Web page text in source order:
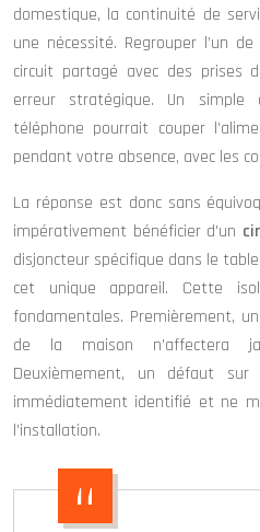
domestique, la continuité de
une nécessité. Regrouper l’un
circuit partagé avec des prises
erreur stratégique. Un
téléphone pourrait couper
pendant votre absence, avec les
La réponse est donc sans
impérativement bénéficier d’un
disjoncteur spécifique dans le
cet unique appareil. Cette
fondamentales. Premièrement,
de la maison n’affectera
Deuxièmement, un défaut sur
immédiatement identifié et ne
l’installation.